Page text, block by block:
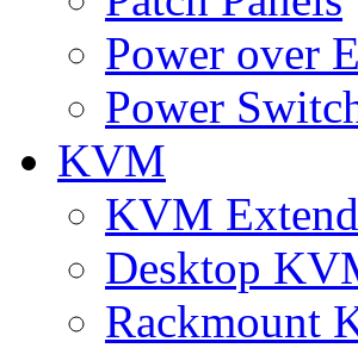
Power over
Power
KVM
KVM
Desktop
Rackmount